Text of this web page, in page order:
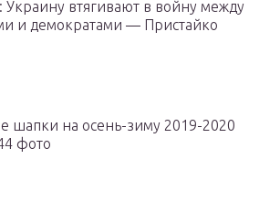
Украину втягивают в войну между
и демократами — Пристайко
шапки на осень-зиму 2019-2020
фото